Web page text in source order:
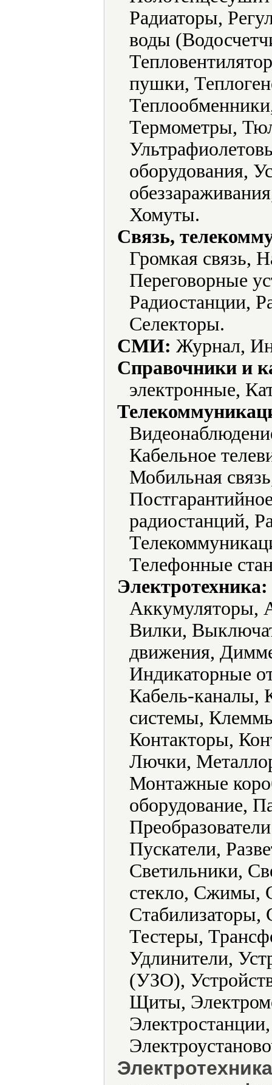
Радиаторы,
воды
пушки,
Термометры,
оборудования,
Хомуты.
Связь,
Громкая связь,
Переговорные
Радиостанции,
Селекторы.
СМИ: Журнал,
Справочники и
электронные,
Кабельное
Мобильная
радиостанций,
Телефонные
Электротехника:
Аккумуляторы,
Вилки,
движения,
Индикаторные
Кабель-каналы,
системы,
Контакторы,
Лючки,
Монтажные
оборудование,
Пускатели,
Светильники,
стекло, Сжимы,
Стабилизаторы,
Тестеры,
Удлинители,
(УЗО),
Щиты,